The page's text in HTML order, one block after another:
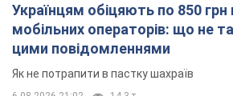
Українцям обіцяють по 850 грн
мобільних операторів: що не
цими повідомленнями
Як не потрапити в пастку шахраїв